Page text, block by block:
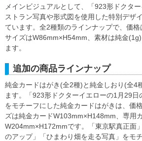
メインビジュアルとして、「923形ドクタ
ストラン写真や形式図を使用した特別デザ
ています。全2種類のラインナップで、価格
サイズはW86mm×H54mm、素材は純金
ます。
追加の商品ラインナップ
純金カードはがき(全2種)と純金しおり(全4
ます。「923形ドクターイエローの1月29日
をモチーフにした純金カードはがきは、価
ズは純金カードW103mm×H148mm、専用
W204mm×H172mmです。「東京駅真正面
のアップ」「ひまわり畑を走る写真」をモ